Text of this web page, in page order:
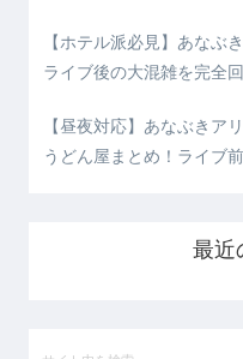
【ホテル派必見】あなぶ
ライブ後の大混雑を完全
【昼夜対応】あなぶきア
うどん屋まとめ！ライブ
最近